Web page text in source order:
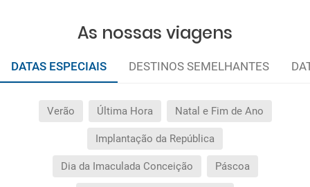
As nossas viagens
DATAS ESPECIAIS DESTINOS SEMELHANTES
Verão Última Hora Natal e Fim de Ano
Implantação da República
Dia da Imaculada Conceição Páscoa